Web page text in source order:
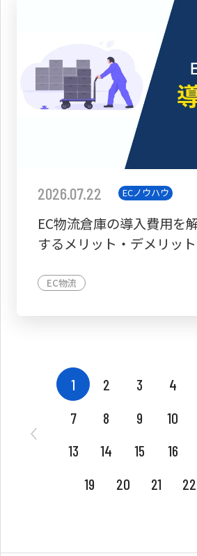
2026.07.22 ECノウハウ
EC物流倉庫の導入費用を
するメリット・デメリッ
EC物流
1 2 3 4
7
8 9 10
13
14 15 16
19
20 21 22